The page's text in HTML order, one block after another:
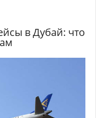
в Дубай: что